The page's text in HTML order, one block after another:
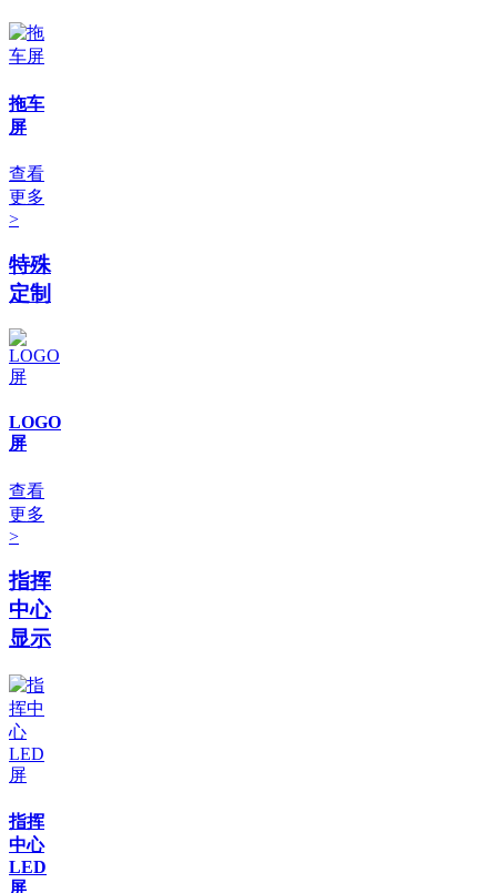
拖车
屏
查看
更多
>
特殊
定制
LOGO
屏
查看
更多
>
指挥
中心
显示
指挥
中心
LED
屏